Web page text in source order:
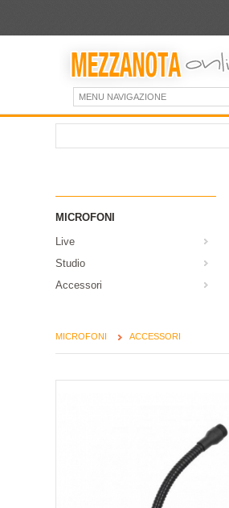
MENU NAVIGAZIONE
MICROFONI
Live
Studio
Accessori
MICROFONI ACCESSORI